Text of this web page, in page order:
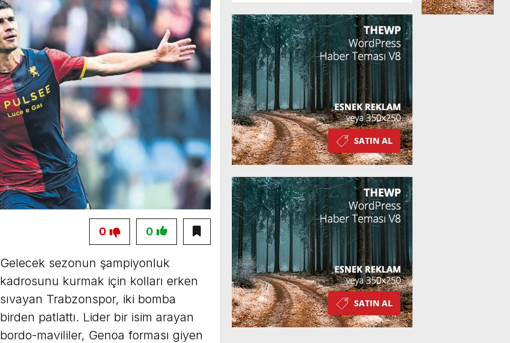
0
0
Gelecek sezonun şampiyonluk
kadrosunu kurmak için kolları erken
sıvayan Trabzonspor, iki bomba
birden patlattı. Lider bir isim arayan
bordo-mavililer, Genoa forması giyen